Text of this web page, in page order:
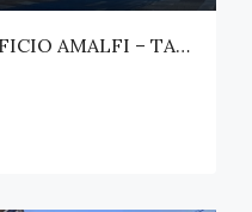
DEPTO AMOBLADO EDIFICIO AMALFI – TALCA